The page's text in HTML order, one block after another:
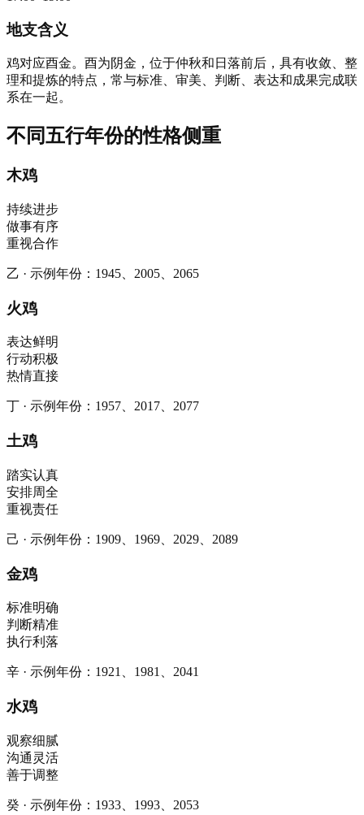
地支含义
鸡对应酉金。酉为阴金，位于仲秋和日落前后，具有收敛、整
理和提炼的特点，常与标准、审美、判断、表达和成果完成联
系在一起。
不同五行年份的性格侧重
木鸡
持续进步
做事有序
重视合作
乙 · 示例年份 ： 1945、2005、2065
火鸡
表达鲜明
行动积极
热情直接
丁 · 示例年份 ： 1957、2017、2077
土鸡
踏实认真
安排周全
重视责任
己 · 示例年份 ： 1909、1969、2029、2089
金鸡
标准明确
判断精准
执行利落
辛 · 示例年份 ： 1921、1981、2041
水鸡
观察细腻
沟通灵活
善于调整
癸 · 示例年份 ： 1933、1993、2053